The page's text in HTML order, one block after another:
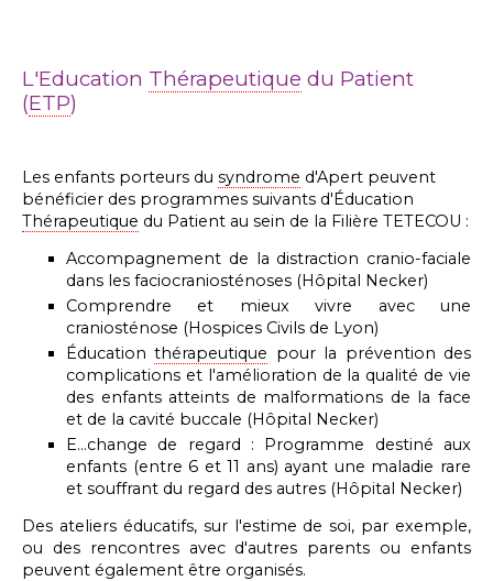
L'Education Thérapeutique du Patient
(ETP)
Les enfants porteurs du syndrome d'Apert peuvent
bénéficier des programmes suivants d'Éducation
Thérapeutique du Patient au sein de la Filière TETECOU :
Accompagnement de la distraction cranio-faciale
dans les faciocraniosténoses (Hôpital Necker)
Comprendre et mieux vivre avec une
craniosténose (Hospices Civils de Lyon)
Éducationthérapeutique pour la prévention des
complications et l'amélioration de la qualité de vie
des enfants atteints de malformations de la face
et de la cavité buccale (Hôpital Necker)
E...change de regard : Programme destiné aux
enfants (entre 6 et 11 ans) ayant une maladie rare
et souffrant du regard des autres (Hôpital Necker)
Des ateliers éducatifs, sur l'estime de soi, par exemple,
ou des rencontres avec d'autres parents ou enfants
peuvent également être organisés.